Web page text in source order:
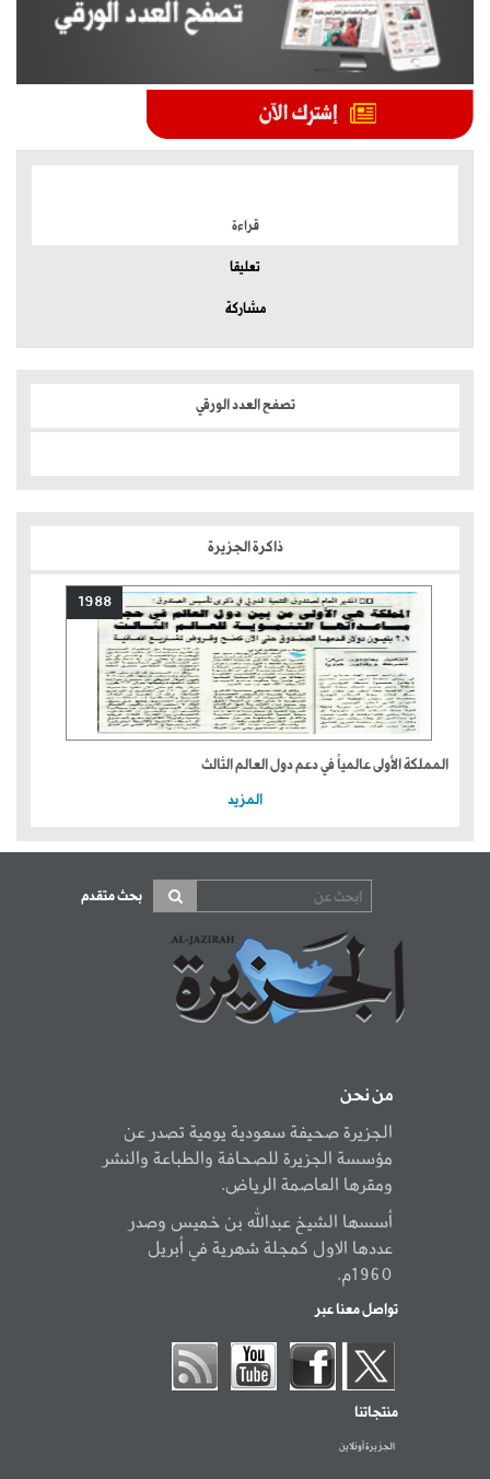
قراءة
تعليقا
مشاركة
تصفح العدد الورقي
ذاكرة الجزيرة
1988
المملكة الأولى عالمياً في دعم دول العالم الثالث
المزيد
بحث متقدم
من نحن
الجزيرة صحيفة سعودية يومية تصدر عن
مؤسسة الجزيرة للصحافة والطباعة والنشر
ومقرها العاصمة الرياض.
أسسها الشيخ عبدالله بن خميس وصدر
عددها الاول كمجلة شهرية في أبريل
1960م.
تواصل معنا عبر
منتجاتنا
الجزيرة أونلاين